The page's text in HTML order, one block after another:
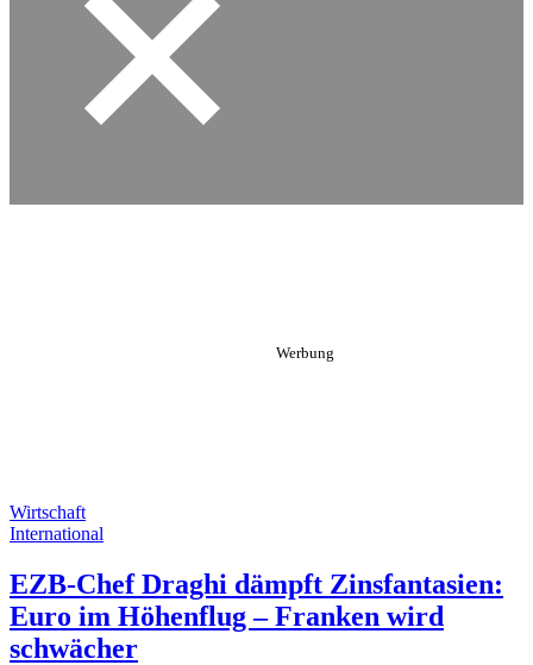
Wirtschaft
International
EZB-Chef Draghi dämpft Zinsfantasien:
Euro im Höhenflug – Franken wird
schwächer